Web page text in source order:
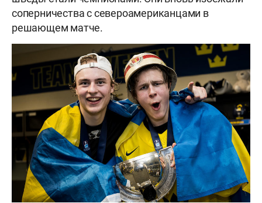
соперничества с североамериканцами в
решающем матче.